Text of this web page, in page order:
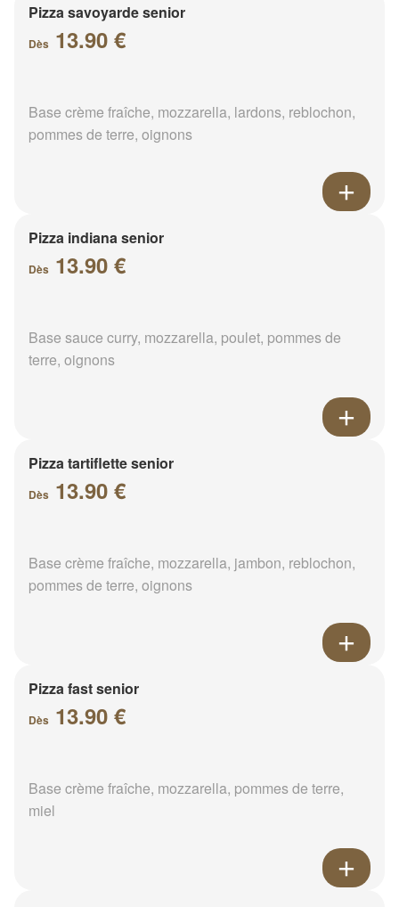
Pizza savoyarde senior
Dès 13.90 €
Base crème fraîche, mozzarella, lardons, reblochon,
pommes de terre, oignons
Pizza indiana senior
Dès 13.90 €
Base sauce curry, mozzarella, poulet, pommes de
terre, oignons
Pizza tartiflette senior
Dès 13.90 €
Base crème fraîche, mozzarella, jambon, reblochon,
pommes de terre, oignons
Pizza fast senior
Dès 13.90 €
Base crème fraîche, mozzarella, pommes de terre,
miel